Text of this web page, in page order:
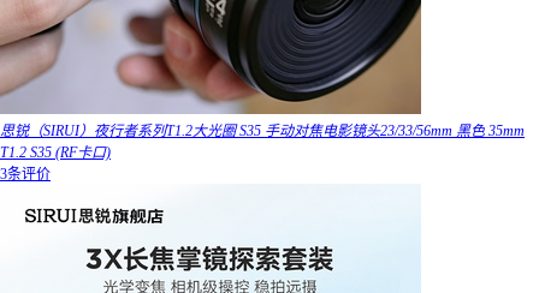
思锐（SIRUI）夜行者系列T1.2大光圈 S35 手动对焦电影镜头23/33/56mm 黑色 35mm
T1.2 S35 (RF卡口)
3条评价